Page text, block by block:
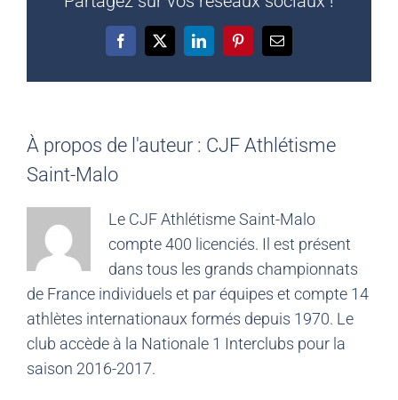
Facebook
X LinkedInPinterestEmail
À propos de l'auteur : CJF Athlétisme
Saint-Malo
Le CJF Athlétisme Saint-Malo
compte 400 licenciés. Il est présent
dans tous les grands championnats
de France individuels et par équipes et compte 14
athlètes internationaux formés depuis 1970. Le
club accède à la Nationale 1 Interclubs pour la
saison 2016-2017.